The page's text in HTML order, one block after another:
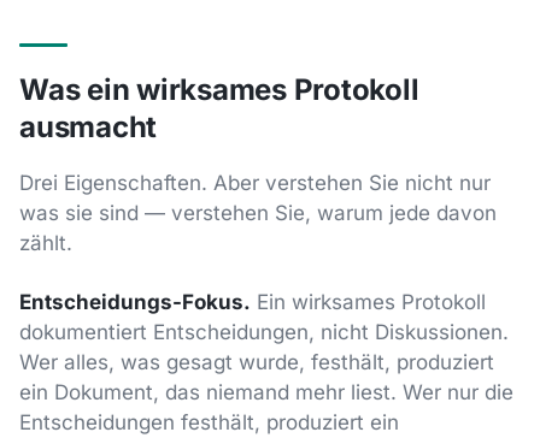
Was ein wirksames Protokoll
ausmacht
Drei Eigenschaften. Aber verstehen Sie nicht nur
was sie sind — verstehen Sie, warum jede davon
zählt.
Entscheidungs-Fokus. Ein wirksames Protokoll
dokumentiert Entscheidungen, nicht Diskussionen.
Wer alles, was gesagt wurde, festhält, produziert
ein Dokument, das niemand mehr liest. Wer nur die
Entscheidungen festhält, produziert ein